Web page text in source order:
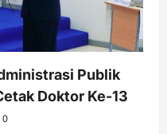
Publik
Doktor Ke-13
0